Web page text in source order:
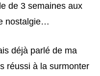
de 3 semaines aux
nostalgie…
déjà parlé de ma
réussi à la surmonter